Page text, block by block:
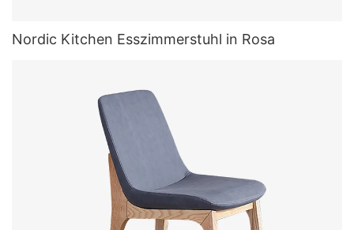
Nordic Kitchen Esszimmerstuhl in Rosa